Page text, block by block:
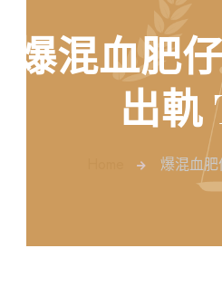
爆混血肥
出軌
爆混血